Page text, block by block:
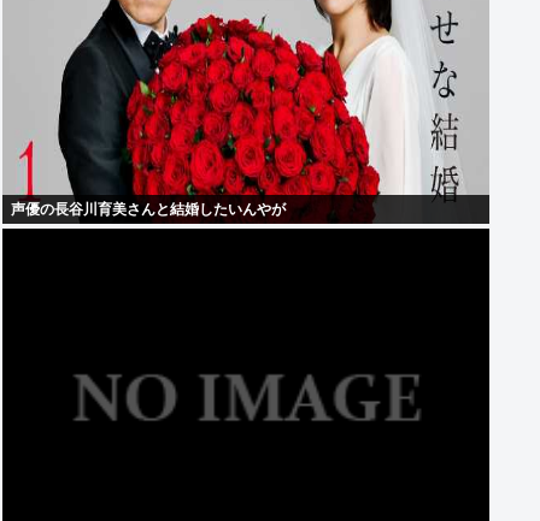
声優の長谷川育美さんと結婚したいんやが